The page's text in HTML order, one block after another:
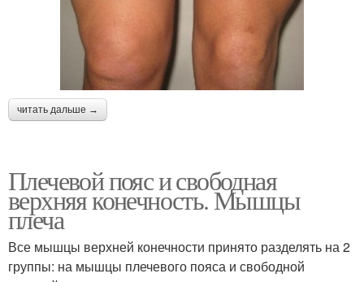
читать дальше →
Плечевой пояс и свободная
верхняя конечность. Мышцы
плеча
Все мышцы верхней конечности принято разделять на 2
группы: на мышцы плечевого пояса и свободной